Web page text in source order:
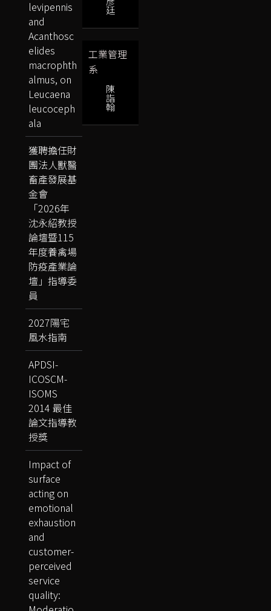
廷
工業管理
系
陳
詣
翰
levipennis
and
Acanthosc
elides
macrophth
almus, on
Leucaena
leucoceph
ala
獲聘擔任財
團法人獸醫
畜產發展基
金會
「2026年
沈永紹教授
論壇暨115
年度養禽場
防疫產業論
壇」指導委
員
2027陽宅
風水指南
APDSI-
ICOSCM-
ISOMS
2014 最佳
論文指導教
授獎
Impact of
surface
acting on
emotional
exhaustion
and
customer-
perceived
service
quality: